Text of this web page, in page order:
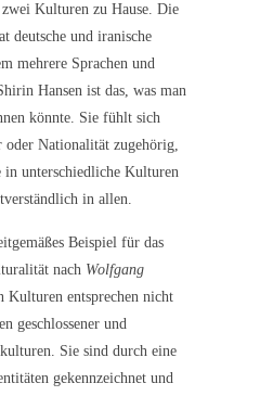
Kulturen zu Hause. Die
deutsche und iranische
mehrere Sprachen und
Hansen ist das, was man
könnte. Sie fühlt sich
Nationalität zugehörig,
in unterschiedliche Kulturen
in allen.
Beispiel für das
nach Wolfgang
Kulturen entsprechen nicht
geschlossener und
Sie sind durch eine
gekennzeichnet und